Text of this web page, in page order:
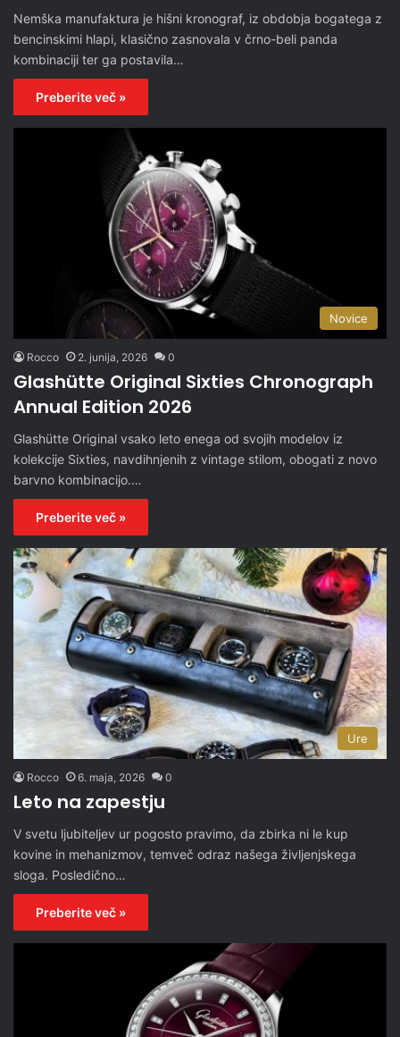
Nemška manufaktura je hišni kronograf, iz obdobja bogatega z
bencinskimi hlapi, klasično zasnovala v črno-beli panda
kombinaciji ter ga postavila…
Preberite več »
Novice
Rocco 2. junija, 2026 0
Glashütte Original Sixties Chronograph
Annual Edition 2026
Glashütte Original vsako leto enega od svojih modelov iz
kolekcije Sixties, navdihnjenih z vintage stilom, obogati z novo
barvno kombinacijo.…
Preberite več »
Ure
Rocco 6. maja, 2026 0
Leto na zapestju
V svetu ljubiteljev ur pogosto pravimo, da zbirka ni le kup
kovine in mehanizmov, temveč odraz našega življenjskega
sloga. Posledično…
Preberite več »